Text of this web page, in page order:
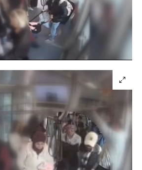
Yüklendi :
100.00%
Oynatma
Hızı